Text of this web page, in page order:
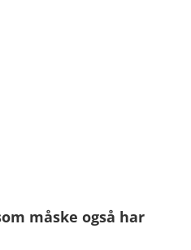
måske også har